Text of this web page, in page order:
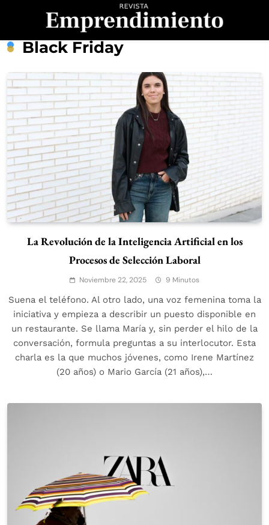
Revista
Emprendimiento
Black Friday
La Revolución de la Inteligencia Artificial en los
Procesos de Selección Laboral
Noviembre 22, 2025 9 Minutos
Suena el teléfono. Al otro lado, una voz femenina toma la
iniciativa y empieza a describir un puesto disponible en
un restaurante. Se llama María y, sin perder el hilo de la
conversación, formula preguntas a su interlocutor. Esta
charla es la que muchos jóvenes, como Irene Martínez
(20 años) o Mario García (21 años),…